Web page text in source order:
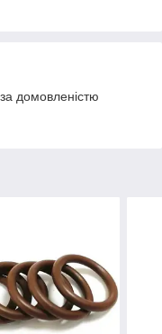
домовленістю